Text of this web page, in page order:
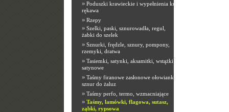
» Poduszki krawieckie i wypełnienia kuli
rękawa
» Rzepy
» Szelki, paski, sznurowadła, regul,
żabki do szelek
» Sznurki, frędzle, sznury, pompony,
rzemyki, dratwa
» Tasiemki, satynki, aksamitki, wstążki
satynowe
» Taśmy firanowe zasłonowe ołowianki,
sznur do żaluz
» Taśmy perfo, termo, wzmacniające
» Taśmy, lamówki, flagowa, sutasz,
ząbki, rypsowa